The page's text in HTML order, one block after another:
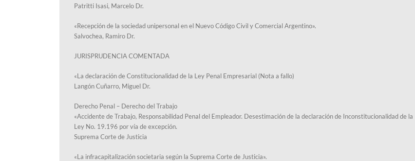
Patritti Isasi, Marcelo Dr.
«Recepción de la sociedad unipersonal en el Nuevo Código Civil y Comercial Argentino».
Salvochea, Ramiro Dr.
JURISPRUDENCIA COMENTADA
«La declaración de Constitucionalidad de la Ley Penal Empresarial (Nota a fallo)
Langón Cuñarro, Miguel Dr.
Derecho Penal – Derecho del Trabajo
«Accidente de Trabajo, Responsabilidad Penal del Empleador. Desestimación de la declaración de Inconstitucionalidad de la
Ley No. 19.196 por vía de excepción.
Suprema Corte de Justicia
«La infracapitalización societaria según la Suprema Corte de Justicia».